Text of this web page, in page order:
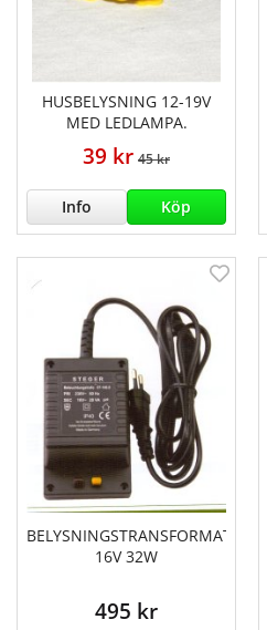
HUSBELYSNING 12-19V
MED LEDLAMPA.
39 kr 45 kr
Info Köp
BELYSNINGSTRANSFORMATOR
16V 32W
495 kr